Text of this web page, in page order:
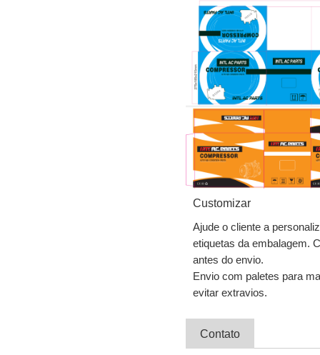
Customizar
Ajude o cliente a
etiquetas da embalagem.
antes do envio.
Envio com paletes para
evitar extravios.
Contato